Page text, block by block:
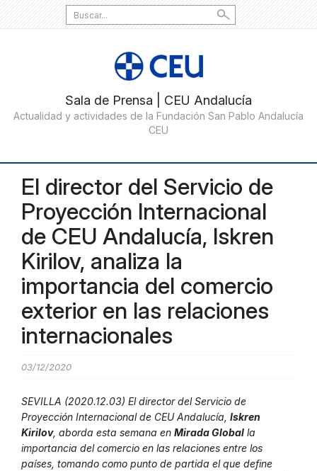
Search
for:
El director del Servicio de
Proyección Internacional
de CEU Andalucía, Iskren
Kirilov, analiza la
importancia del comercio
exterior en las relaciones
internacionales
03/12/2020
SEVILLA (2020.12.03) El director del Servicio de
Proyección Internacional de CEU Andalucía, Iskren
Kirilov, aborda esta semana en Mirada Global la
importancia del comercio en las relaciones entre los
países, tomando como punto de partida el que define